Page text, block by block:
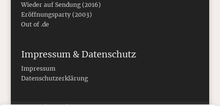
Wieder auf Sendung (2016)
Eröffnungsparty (2003)
Out of .de
Impressum & Datenschutz
Impressum
Datenschutzerklärung